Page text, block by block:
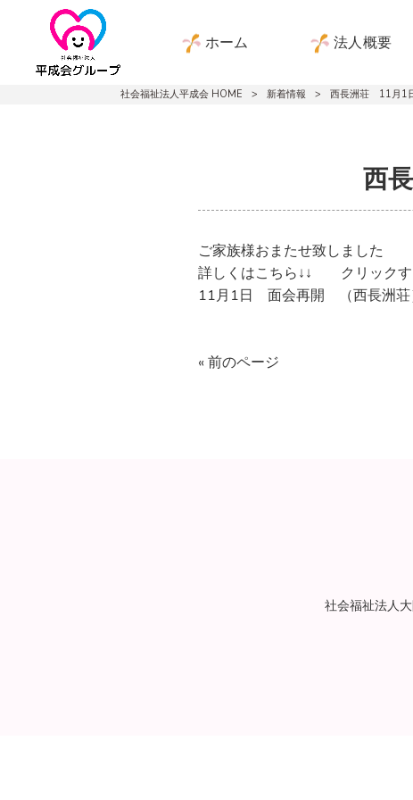
ホーム 法人概要
社会福祉法人平成会 HOME > 新着情報 > 西長洲荘 11月1
西
ご家族様おまたせ致しました
詳しくはこちら↓↓ クリックす
11月1日 面会再開 （西長洲荘
« 前のページ
社会福祉法人